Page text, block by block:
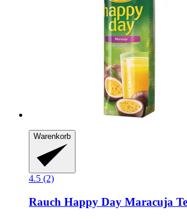
Warenkorb
4.5 (2)
Rauch Happy Day Maracuja